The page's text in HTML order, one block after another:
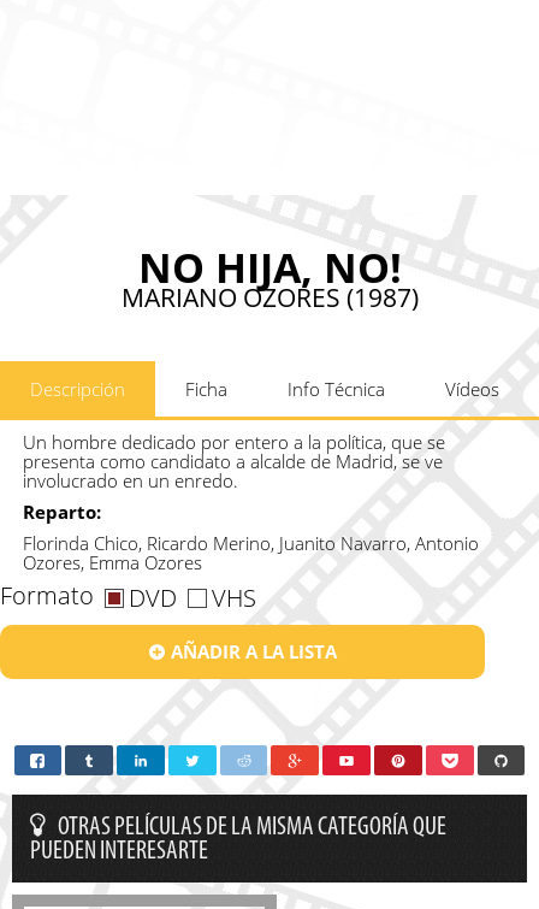
NO HIJA, NO!
MARIANO OZORES (1987)
Descripción Ficha Info Técnica Vídeos
Un hombre dedicado por entero a la política, que se
presenta como candidato a alcalde de Madrid, se ve
involucrado en un enredo.
Reparto:
Florinda Chico, Ricardo Merino, Juanito Navarro, Antonio
Ozores, Emma Ozores
Formato DVD VHS
AÑADIR A LA LISTA
OTRAS PELÍCULAS DE LA MISMA CATEGORÍA QUE
PUEDEN INTERESARTE